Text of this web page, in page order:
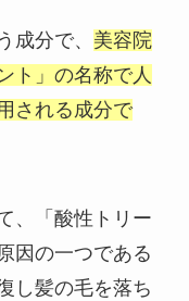
成分で、 美容院
ト」の名称で人
される成分で
、「酸性トリー
因の一つである
し髪の毛を落ち